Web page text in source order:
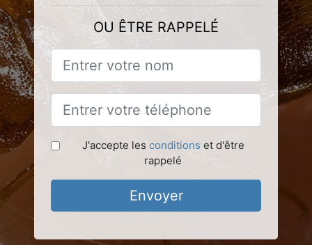
OU ÊTRE RAPPELÉ
J'accepte les conditions et d'être
rappelé
Envoyer